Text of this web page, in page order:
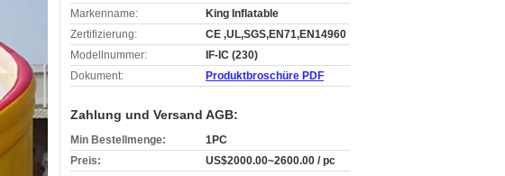
Markenname:
King Inflatable
Zertifizierung:
CE ,UL,SGS,EN71,EN14960
Modellnummer:
IF-IC (230)
Dokument:
Produktbroschüre PDF
Zahlung und Versand AGB:
Min Bestellmenge:
1PC
Preis:
US$2000.00~2600.00 / pc